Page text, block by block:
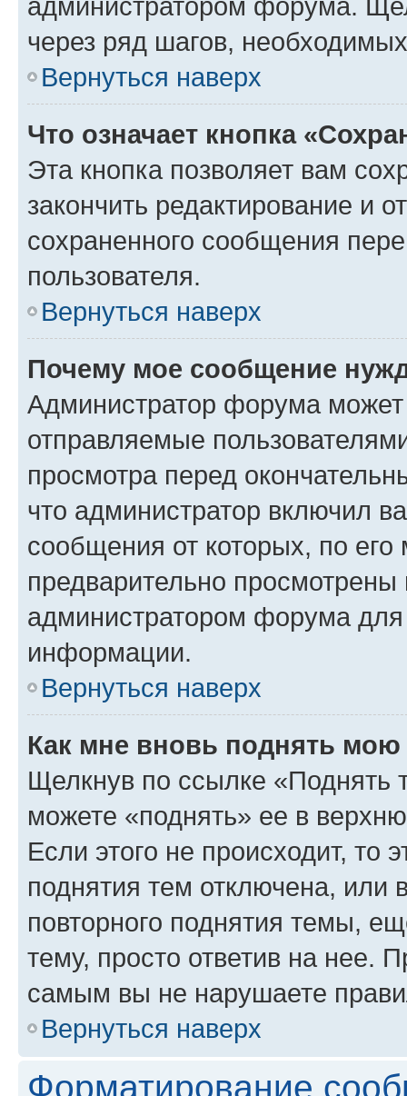
через ряд шагов,
Вернуться наверх
Что означает кнопка
Эта кнопка позволяет вам
закончить редактирование и
сохраненного сообщения
пользователя.
Вернуться наверх
Почему мое сообщение
Администратор форума
отправляемые
просмотра перед
что администратор включил
сообщения от которых, по
предварительно
администратором форума
информации.
Вернуться наверх
Как мне вновь поднять мою
Щелкнув по ссылке «Поднять
можете «поднять» ее в
Если этого не происходит, то
поднятия тем отключена, или
повторного поднятия темы,
тему, просто ответив на нее.
самым вы не нарушаете
Вернуться наверх
Форматирование